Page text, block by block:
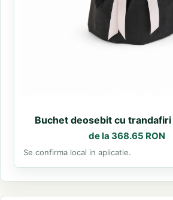
Buchet deosebit cu
de la 368.65 RON
Se confirma local in aplicatie.